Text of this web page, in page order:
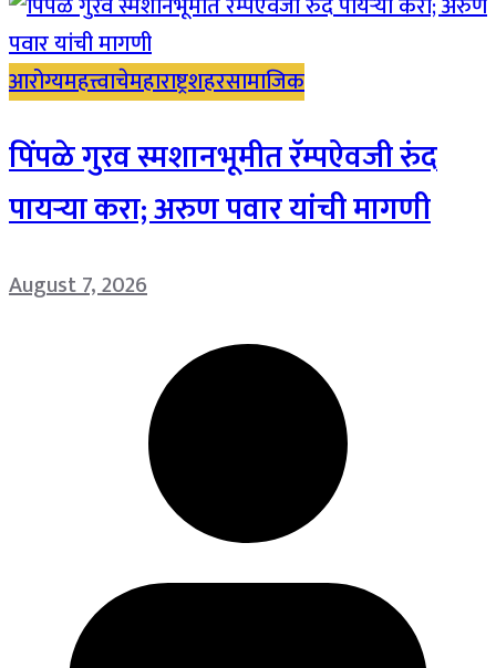
आरोग्यमहत्त्वाचेमहाराष्ट्रशहरसामाजिक
पिंपळे गुरव स्मशानभूमीत रॅम्पऐवजी रुंद
पायऱ्या करा; अरुण पवार यांची मागणी
August 7, 2026